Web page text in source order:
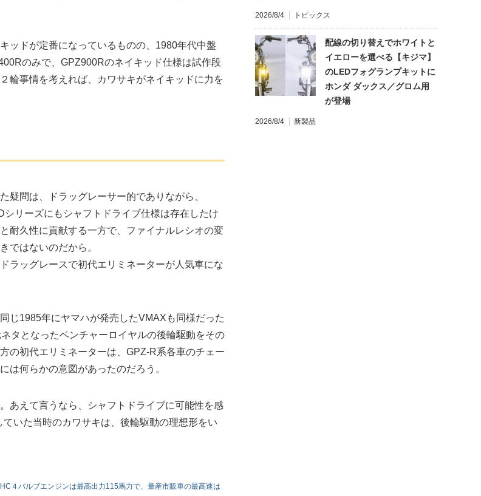
ッドが定番になっているものの、1980年代中盤
のみで、GPZ900Rのネイキッド仕様は試作段
輪事情を考えれば、カワサキがネイキッドに力を
疑問は、ドラッグレーサー的でありながら、
リーズにもシャフトドライブ仕様は存在したけ
耐久性に貢献する一方で、ファイナルレシオの変
ではないのだから。
ラッグレースで初代エリミネーターが人気車にな
じ1985年にヤマハが発売したVMAXも同様だった
タとなったベンチャーロイヤルの後輪駆動をその
の初代エリミネーターは、GPZ-R系各車のチェー
は何らかの意図があったのだろう。
えて言うなら、シャフトドライブに可能性を感
いた当時のカワサキは、後輪駆動の理想形をい
４バルブエンジンは最高出力115馬力で、量産市販車の最高速は
2026/8/4 トピックス
配線の切り替えでホワイトと
イエローを選べる【キジマ】
のLEDフォグランプキットに
ホンダ ダックス／グロム用
が登場
2026/8/4 新製品